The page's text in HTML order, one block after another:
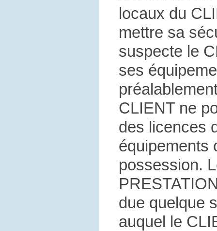
locaux du
mettre sa
suspecte le
ses
CLIENT ne
des licences
équipements
possession.
due quelque
auquel le